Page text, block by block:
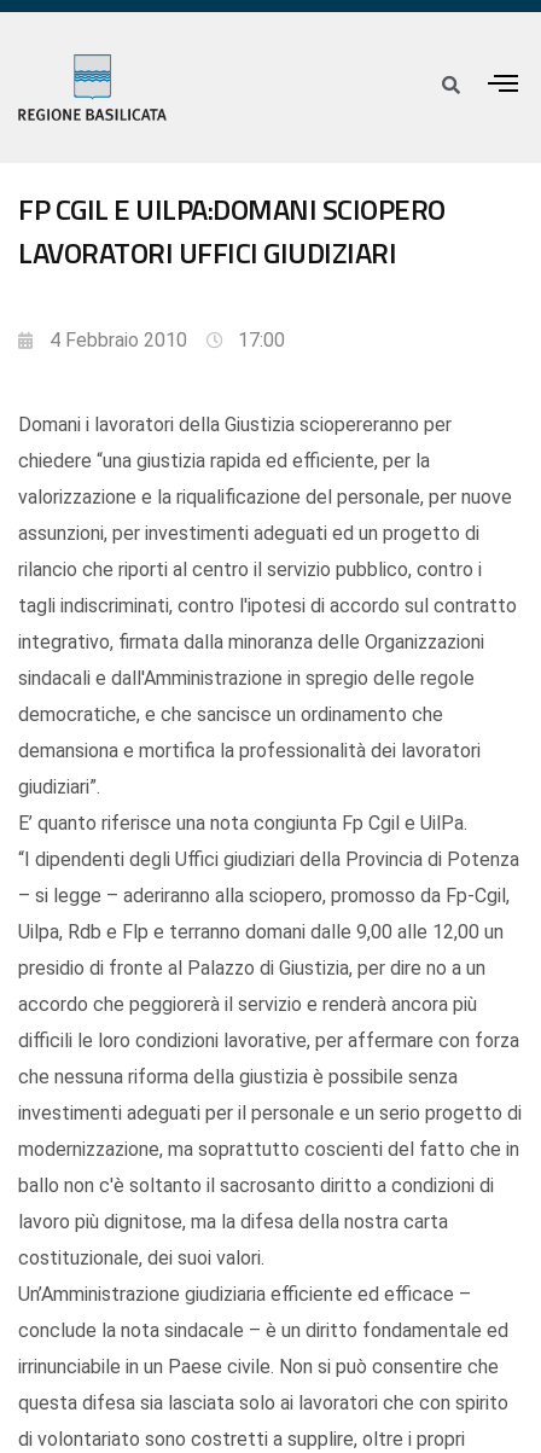
FP CGIL E UILPA:DOMANI SCIOPERO
LAVORATORI UFFICI GIUDIZIARI
4 Febbraio 2010 17:00
Domani i lavoratori della Giustizia sciopereranno per
chiedere “una giustizia rapida ed efficiente, per la
valorizzazione e la riqualificazione del personale, per nuove
assunzioni, per investimenti adeguati ed un progetto di
rilancio che riporti al centro il servizio pubblico, contro i
tagli indiscriminati, contro l'ipotesi di accordo sul contratto
integrativo, firmata dalla minoranza delle Organizzazioni
sindacali e dall'Amministrazione in spregio delle regole
democratiche, e che sancisce un ordinamento che
demansiona e mortifica la professionalità dei lavoratori
giudiziari”.
E’ quanto riferisce una nota congiunta Fp Cgil e UilPa.
“I dipendenti degli Uffici giudiziari della Provincia di Potenza
– si legge – aderiranno alla sciopero, promosso da Fp-Cgil,
Uilpa, Rdb e Flp e terranno domani dalle 9,00 alle 12,00 un
presidio di fronte al Palazzo di Giustizia, per dire no a un
accordo che peggiorerà il servizio e renderà ancora più
difficili le loro condizioni lavorative, per affermare con forza
che nessuna riforma della giustizia è possibile senza
investimenti adeguati per il personale e un serio progetto di
modernizzazione, ma soprattutto coscienti del fatto che in
ballo non c'è soltanto il sacrosanto diritto a condizioni di
lavoro più dignitose, ma la difesa della nostra carta
costituzionale, dei suoi valori.
Un’Amministrazione giudiziaria efficiente ed efficace –
conclude la nota sindacale – è un diritto fondamentale ed
irrinunciabile in un Paese civile. Non si può consentire che
questa difesa sia lasciata solo ai lavoratori che con spirito
di volontariato sono costretti a supplire, oltre i propri